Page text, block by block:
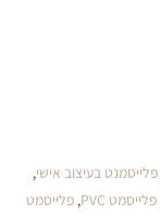
פלייסמנט בעיצוב אישי,
פלייסמט PVC , פלייסמט